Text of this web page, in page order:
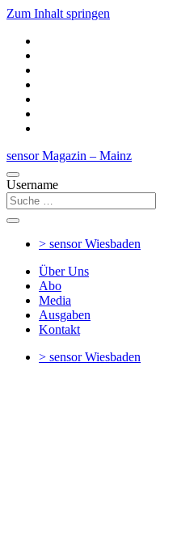
Zum Inhalt springen
sensor Magazin – Mainz
Username
> sensorWiesbaden
Über Uns
Abo
Media
Ausgaben
Kontakt
> sensorWiesbaden